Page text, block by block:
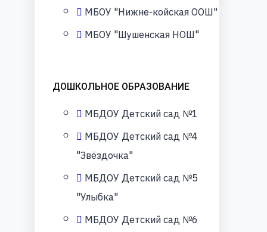
МБОУ "Нижне-койская ООШ"
МБОУ "Шушенская НОШ"
ДОШКОЛЬНОЕ ОБРАЗОВАНИЕ
МБДОУ Детский сад №1
МБДОУ Детский сад №4
"Звёздочка"
МБДОУ Детский сад №5
"Улыбка"
МБДОУ Детский сад №6